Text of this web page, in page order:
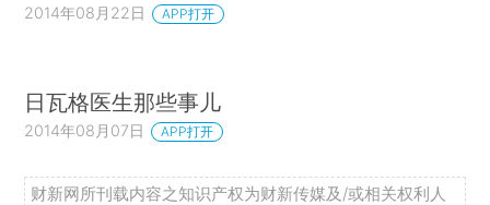
2014年08月22日 APP打开
日瓦格医生那些事儿
2014年08月07日 APP打开
财新网所刊载内容之知识产权为财新传媒及/或相关权利人